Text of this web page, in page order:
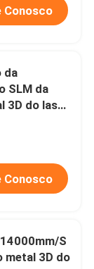
Conosco
da
SLM da
3D do laser
Conosco
S
metal 3D do